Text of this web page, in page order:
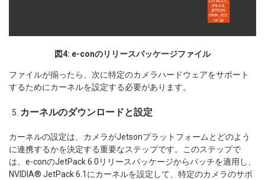
図4: e-conのリリースパッケージファイル
ファイルが揃ったら、次に特定のカメラハードウェアをサポート
するためにカーネルを設定する必要があります。
カーネルのダウンロードと設定
カーネルの設定は、カメラがJetsonプラットフォームとどのよう
に連携するかを決定する重要なステップです。このステップで
は、e-conのJetPack 6.0リリースパッケージからパッチを適用し、
NVIDIA® JetPack 6.1にカーネルを設定して、特定のカメラのサポ